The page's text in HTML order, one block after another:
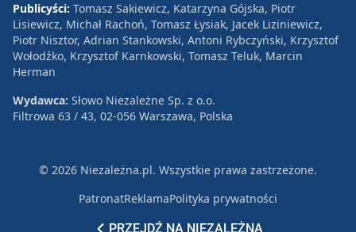
PRZEJDŹ NA NIEZALEŻNĄ
Publicyści: Tomasz Sakiewicz, Katarzyna Gójska, Piotr
Lisiewicz, Michał Rachoń, Tomasz Łysiak, Jacek Liziniewicz,
Piotr Nisztor, Adrian Stankowski, Antoni Rybczyński, Krzysztof
Wołodźko, Krzysztof Karnkowski, Tomasz Teluk, Marcin
Herman
Wydawca: Słowo Niezależne Sp. z o.o.
Filtrowa 63 / 43, 02-056 Warszawa, Polska
© 2026 Niezależna.pl. Wszystkie prawa zastrzeżone.
PatronatReklamaPolityka prywatności